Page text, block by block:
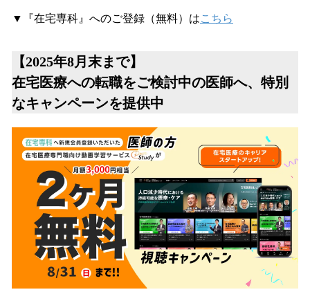
▼『在宅専科』へのご登録（無料）はこちら
【2025年8月末まで】
在宅医療への転職をご検討中の医師へ、特別
なキャンペーンを提供中